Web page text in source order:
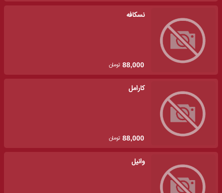
نسکافه
88,000 تومان
کارامل
88,000 تومان
وانیل